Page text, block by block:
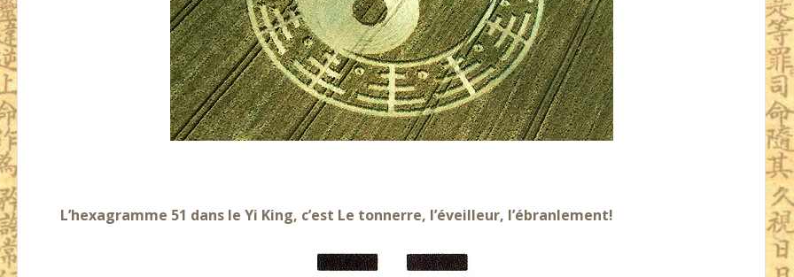
L’hexagramme 51 dans le Yi King, c’est Le tonnerre, l’éveilleur, l’ébranlement!